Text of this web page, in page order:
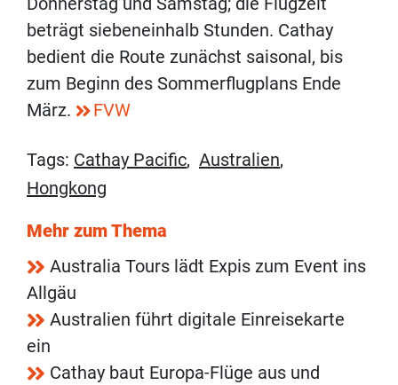
beträgt siebeneinhalb Stunden. Cathay
bedient die Route zunächst saisonal, bis
zum Beginn des Sommerflugplans Ende
März.
FVW
Tags: Cathay Pacific, Australien,
Hongkong
Mehr zum Thema
Australia Tours lädt Expis zum Event ins
Allgäu
Australien führt digitale Einreisekarte
ein
Cathay baut Europa-Flüge aus und